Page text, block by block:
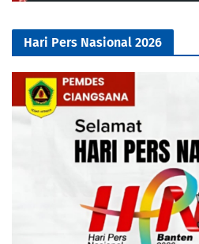
Hari Pers Nasional 2026